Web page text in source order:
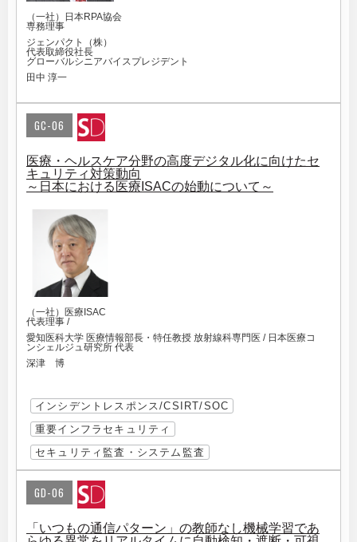
（一社）日本RPA協会
専務理事
ジェンパクト（株）
代表取締役社長
グローバルシニアバイスプレジデント
田中 淳一
GC-06
医療・ヘルスケア分野の高度デジタル化に向けたセ
キュリティ対策動向
～日本における医療ISACの始動について～
（一社）医療ISAC
代表理事 /
愛知医科大学 医療情報部長・特任教授 放射線科専門医 / 日本医療コ
ンシェルジュ研究所 代表
深津 博
インシデントレスポンス/CSIRT/SOC
重要インフラセキュリティ
セキュリティ監査・システム監査
GD-06
「いつもの通信パターン」の教師なし機械学習であ